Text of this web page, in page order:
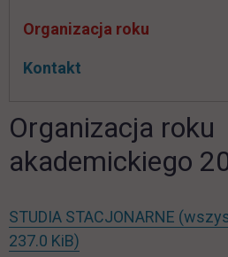
Organizacja roku
Kontakt
Organizacja roku
akademickiego
STUDIA STACJONARNE
237.0 KiB)